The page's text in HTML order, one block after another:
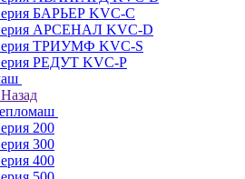
БАРЬЕР KVC-C
АРСЕНАЛ KVC-D
ТРИУМФ KVC-S
РЕДУТ KVC-P
Назад
200
300
400